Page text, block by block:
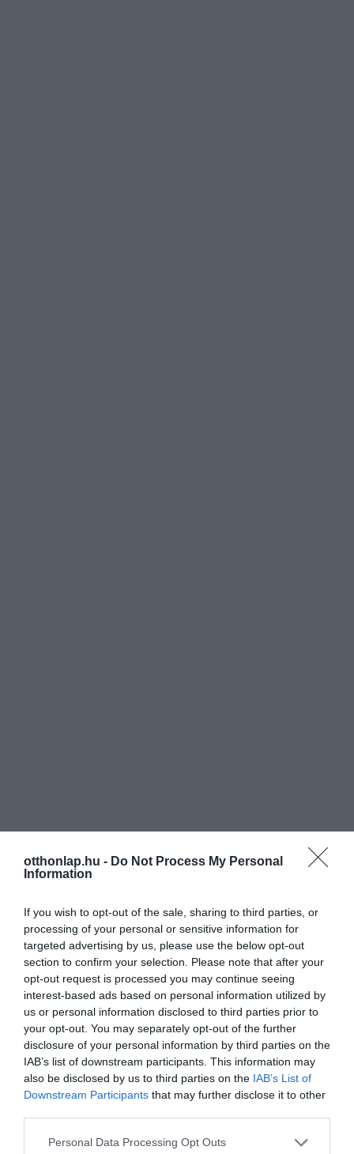
otthonlap.hu - Do Not Process My Personal
Information
If you wish to opt-out of the sale, sharing to third parties, or
processing of your personal or sensitive information for
targeted advertising by us, please use the below opt-out
section to confirm your selection. Please note that after your
opt-out request is processed you may continue seeing
interest-based ads based on personal information utilized by
us or personal information disclosed to third parties prior to
your opt-out. You may separately opt-out of the further
disclosure of your personal information by third parties on the
IAB’s list of downstream participants. This information may
also be disclosed by us to third parties on the IAB’s List of
Downstream Participants that may further disclose it to other
Please note that this website/app uses one or more Google
Personal Data Processing Opt Outs
23